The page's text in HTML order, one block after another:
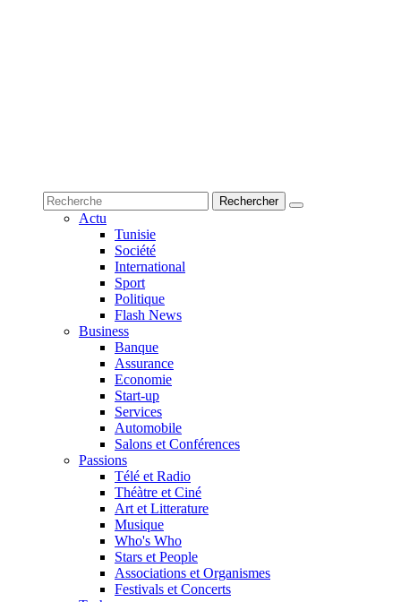
Actu
Tunisie
Société
International
Sport
Politique
Flash News
Business
Banque
Assurance
Economie
Start-up
Services
Automobile
Salons et Conférences
Passions
Télé et Radio
Théàtre et Ciné
Art et Litterature
Musique
Who's Who
Stars et People
Associations et Organismes
Festivals et Concerts